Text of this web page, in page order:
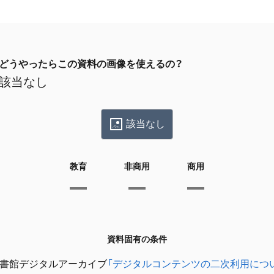
うやったらこの資料の画像を使えるの？
当なし
該当なし
教育 非商用 商用
資料固有の条件
館デジタルアーカイブ「デジタルコンテンツの二次利用につ